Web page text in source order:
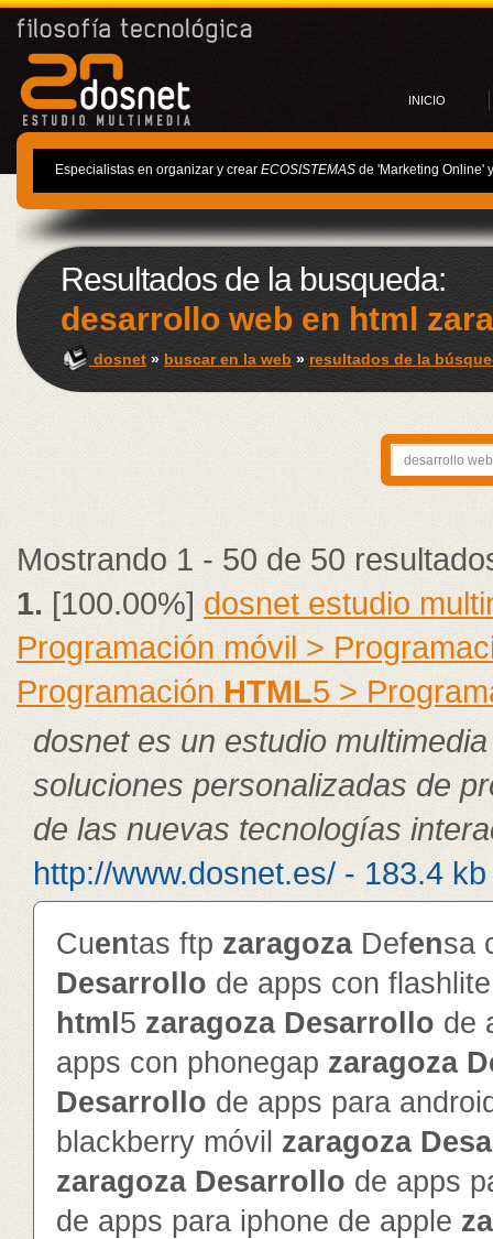
INICIO
Especialistas en organizar y crear ECOSISTEMAS de 'Marketing Online'
Resultados de la busqueda:
desarrollo web en html
dosnet » buscar en la web » resultados de la
Mostrando 1 - 50 de 50
1. [100.00%]dosnet estudio
Programación móvil >
Programación HTML5 >
dosnet es un estudio
soluciones personalizadas de
de las nuevas tecnologías
http://www.dosnet.es/ - 183.4 kb
Cuentas ftp zaragozaDefensa
Desarrollo de apps con
html 5 zaragoza Desarrollo de
apps con phonegap zaragoza
Desarrollo de apps para
blackberry móvil zaragoza
zaragoza Desarrollo de apps
de apps para iphone de apple